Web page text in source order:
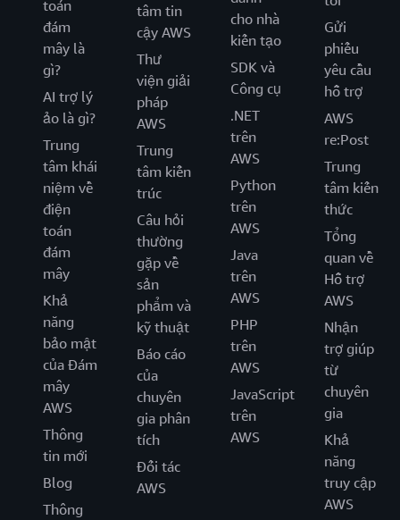
toán
đám
mây là
gì?
AI trợ lý
ảo là gì?
Trung
tâm khái
niệm về
điện
toán
đám
mây
Khả
năng
bảo mật
của Đám
mây
AWS
Thông
tin mới
Blog
Thông
tâm tin
cậy AWS
Thư
viện giải
pháp
AWS
Trung
tâm kiến
trúc
Câu hỏi
thường
gặp về
sản
phẩm và
kỹ thuật
Báo cáo
của
chuyên
gia phân
tích
Đối tác
AWS
cho nhà
kiến tạo
SDK và
Công cụ
.NET
trên
AWS
Python
trên
AWS
Java
trên
AWS
PHP
trên
AWS
JavaScript
trên
AWS
Gửi
phiếu
yêu cầu
hỗ trợ
AWS
re:Post
Trung
tâm kiến
thức
Tổng
quan về
Hỗ trợ
AWS
Nhận
trợ giúp
từ
chuyên
gia
Khả
năng
truy cập
AWS